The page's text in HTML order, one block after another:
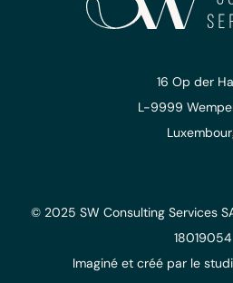
16 Op der
L-9999
© 2025 SW Consulting Services
18019054
Imaginé et créé par le